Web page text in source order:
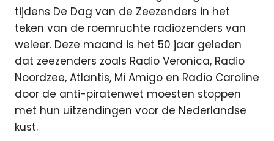
tijdens De Dag van de Zeezenders in het
teken van de roemruchte radiozenders van
weleer. Deze maand is het 50 jaar geleden
dat zeezenders zoals Radio Veronica, Radio
Noordzee, Atlantis, Mi Amigo en Radio Caroline
door de anti-piratenwet moesten stoppen
met hun uitzendingen voor de Nederlandse
kust.